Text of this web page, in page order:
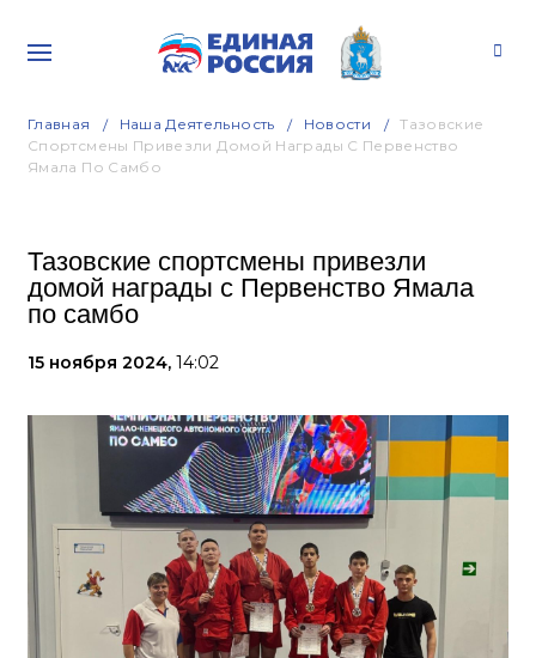
Главная Наша Деятельность Новости
Тазовские
Спортсмены Привезли Домой Награды С Первенство
Ямала По Самбо
Тазовские спортсмены привезли
домой награды с Первенство Ямала
по самбо
15 ноября 2024, 14:02